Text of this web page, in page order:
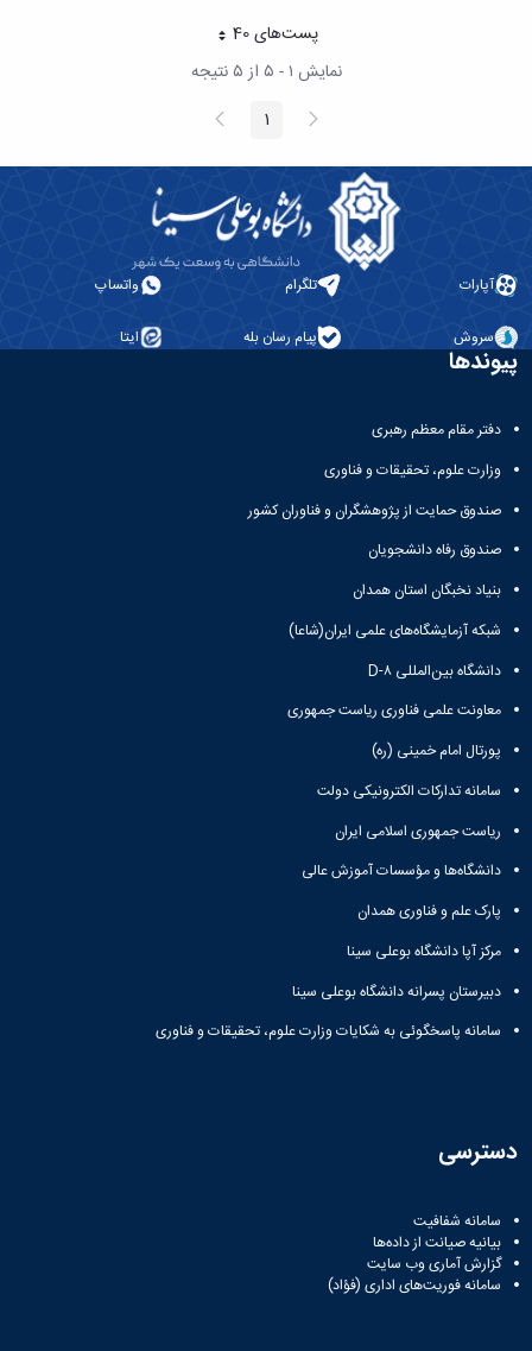
طرح
نشریات
معاونت
پژوهش
فناوری
نشریه
مطالعات
پلیس
فهرست
نشریات
علمی
معتبر
پست‌‌های 40هر صفحه
نمایش ۱ - ۵ از ۵ نتیجه
پیغام
قبلی صفحه1 صفحه
بعد
آپارات تلگرام واتساپ
سروش پیام رسان بله ایتا
پیوندها
دفتر مقام معظم رهبری
وزارت علوم، تحقیقات و فناوری
صندوق حمایت از پژوهشگران و فناوران کشور
صندوق رفاه دانشجویان
بنیاد نخبگان استان همدان
شبکه آزمایشگاه‌های علمی ایران(شاعا)
دانشگاه بین‌المللی D-۸
معاونت علمی فناوری ریاست جمهوری
پورتال امام خمینی (ره)
سامانه تدارکات الکترونیکی دولت
ریاست جمهوری اسلامی ایران
دانشگاه‌ها و مؤسسات آموزش عالی
پارک علم و فناوری همدان
مرکز آپا دانشگاه بوعلی سینا
دبیرستان پسرانه دانشگاه بوعلی سینا
سامانه پاسخگوئی به شکایات وزارت علوم، تحقیقات و فناوری
دسترسی
سامانه شفافیت
بیانیه صیانت از داده‌ها
گزارش آماری وب‌ سایت
سامانه فوریت‌های اداری (فؤاد)